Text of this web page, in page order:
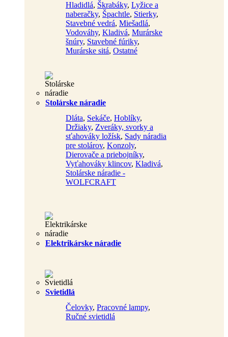
Hladidlá, Škrabáky, Lyžice a
naberačky, Špachtle, Stierky,
Stavebné vedrá, Miešadlá,
Vodováhy, Kladivá, Murárske
šnúry, Stavebné fúriky,
Murárske sitá, Ostatné
Stolárske náradie
Dláta, Sekáče, Hoblíky,
Držiaky, Zveráky, svorky a
sťahováky ložísk, Sady náradia
pre stolárov, Konzoly,
Dierovače a priebojníky,
Vyťahováky klincov, Kladivá,
Stolárske náradie -
WOLFCRAFT
Elektrikárske náradie
Svietidlá
Čelovky, Pracovné lampy,
Ručné svietidlá